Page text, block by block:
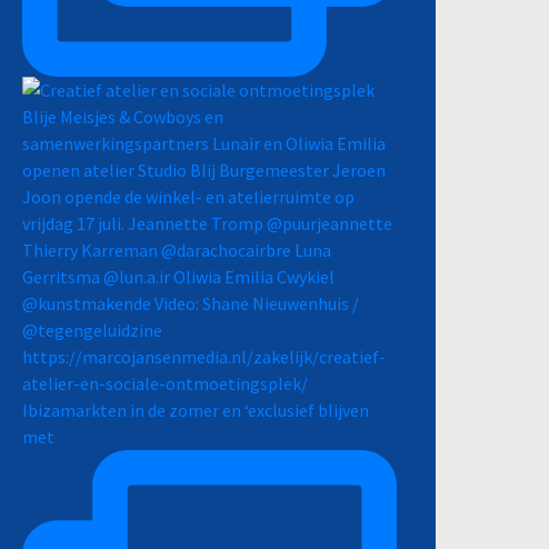
Ibizamarkten in de zomer en ‘exclusief blijven
met